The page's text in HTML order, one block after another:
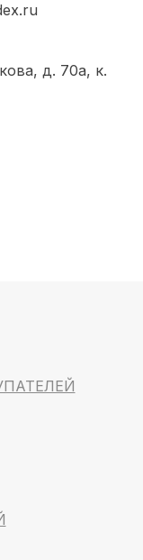
.ru
д. 70а, к.